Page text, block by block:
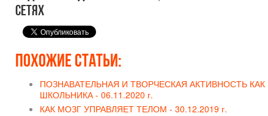
сетях
Похожие статьи:
ПОЗНАВАТЕЛЬНАЯ И ТВОРЧЕСКАЯ АКТИВНОСТЬ
ШКОЛЬНИКА - 06.11.2020 г.
КАК МОЗГ УПРАВЛЯЕТ ТЕЛОМ - 30.12.2019 г.